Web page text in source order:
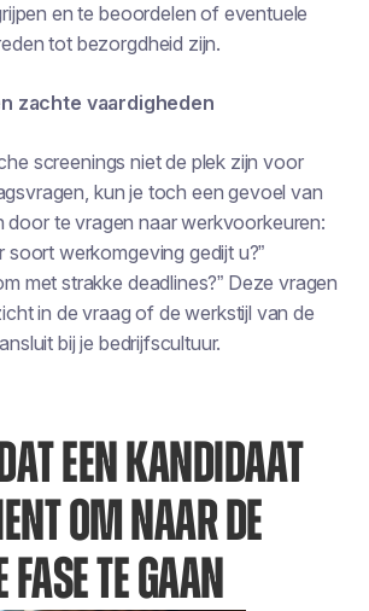
en te beoordelen of eventuele
tot bezorgdheid zijn.
zachte vaardigheden
screenings niet de plek zijn voor
kun je toch een gevoel van
door te vragen naar werkvoorkeuren:
soort werkomgeving gedijt u?”
met strakke deadlines?” Deze vragen
in de vraag of de werkstijl van de
bij je bedrijfscultuur.
EEN KANDIDAAT
OM NAAR DE
TE GAAN